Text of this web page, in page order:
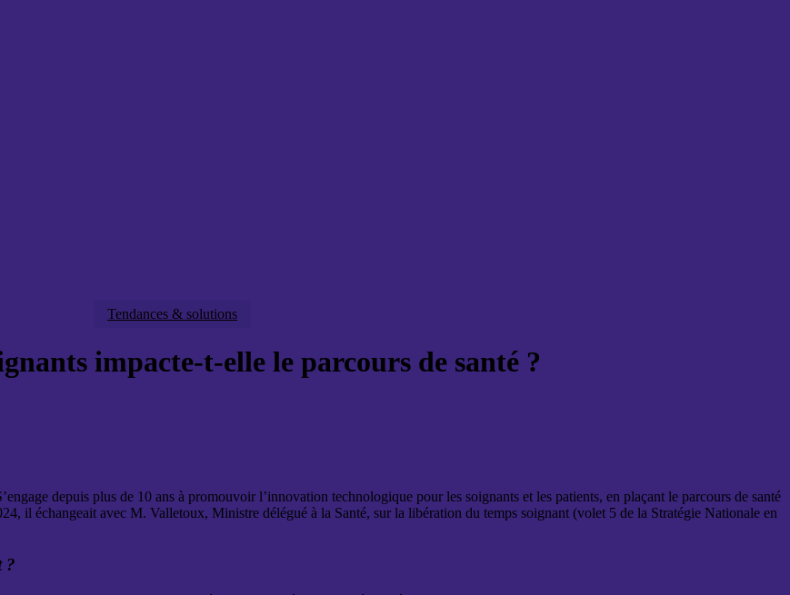
Tendances & solutions
impacte-t-elle le parcours de santé ?
depuis plus de 10 ans à promouvoir l’innovation technologique pour les soignants et les patients, en plaçant le parcours de santé
il échangeait avec M. Valletoux, Ministre délégué à la Santé, sur la libération du temps soignant (volet 5 de la Stratégie Nationale en
?